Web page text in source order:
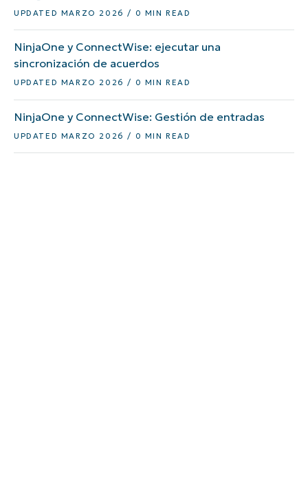
UPDATED MARZO 2026 / 0 MIN READ
NinjaOne y ConnectWise: ejecutar una
sincronización de acuerdos
UPDATED MARZO 2026 / 0 MIN READ
NinjaOne y ConnectWise: Gestión de entradas
UPDATED MARZO 2026 / 0 MIN READ